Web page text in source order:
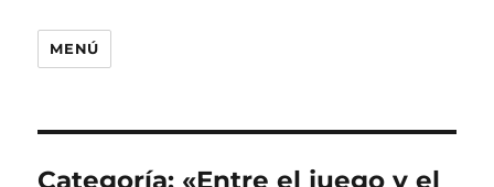
MENÚ
Categoría: «Entre el juego y el